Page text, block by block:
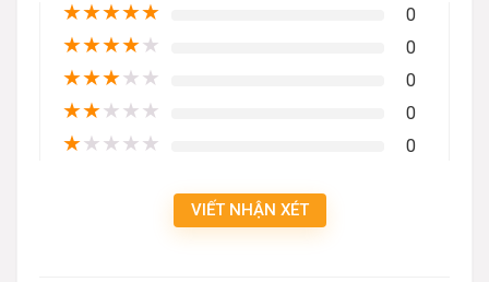
★★★★★ 0
★★★★★ 0
★★★★★ 0
★★★★★ 0
★★★★★ 0
VIẾT NHẬN XÉT